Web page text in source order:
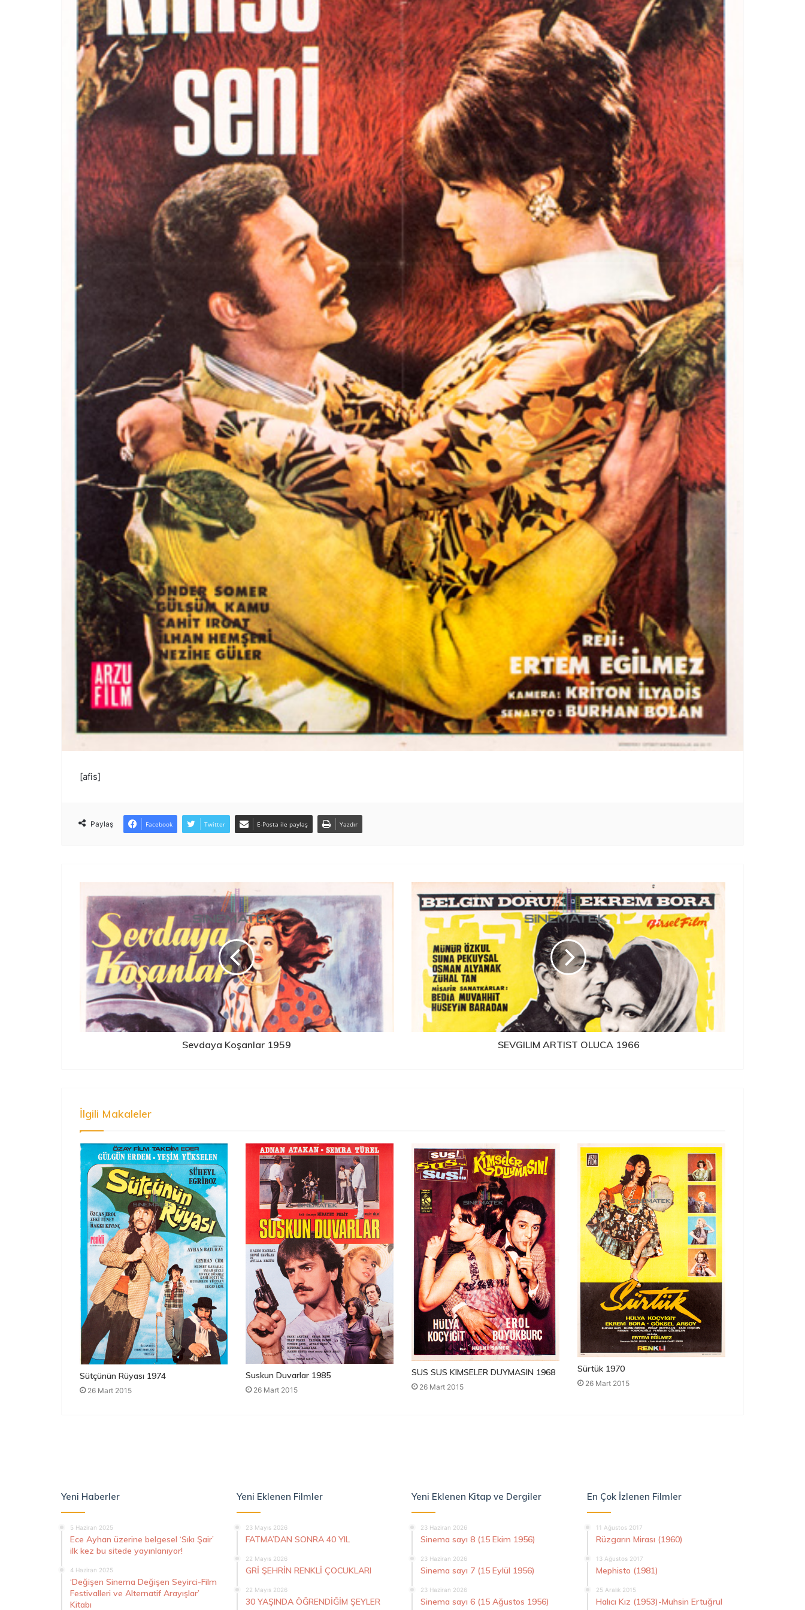
[afis]
Paylaş Facebook Twitter E-Posta ile paylaş Yazdır
Sevdaya Koşanlar 1959 SEVGILIM ARTIST OLUCA 1966
İlgili Makaleler
Sütçünün Rüyası 1974
26 Mart 2015
Suskun Duvarlar 1985
26 Mart 2015
SUS SUS KIMSELER DUYMASIN 1968
26 Mart 2015
Sürtük 1970
26 Mart 2015
Yeni Haberler
5 Haziran 2025
Ece Ayhan üzerine belgesel ‘Sıkı Şair’
ilk kez bu sitede yayınlanıyor!
4 Haziran 2025
‘Değişen Sinema Değişen Seyirci-Film
Festivalleri ve Alternatif Arayışlar’
Kitabı
Yeni Eklenen Filmler
23 Mayıs 2026
FATMA’DAN SONRA 40 YIL
22 Mayıs 2026
GRİ ŞEHRİN RENKLİ ÇOCUKLARI
22 Mayıs 2026
30 YAŞINDA ÖĞRENDİĞİM ŞEYLER
Yeni Eklenen Kitap ve Dergiler
23 Haziran 2026
Sinema sayı 8 (15 Ekim 1956)
23 Haziran 2026
Sinema sayı 7 (15 Eylül 1956)
23 Haziran 2026
Sinema sayı 6 (15 Ağustos 1956)
En Çok İzlenen Filmler
11 Ağustos 2017
Rüzgarın Mirası (1960)
13 Ağustos 2017
Mephisto (1981)
25 Aralık 2015
Halıcı Kız (1953)-Muhsin Ertuğrul